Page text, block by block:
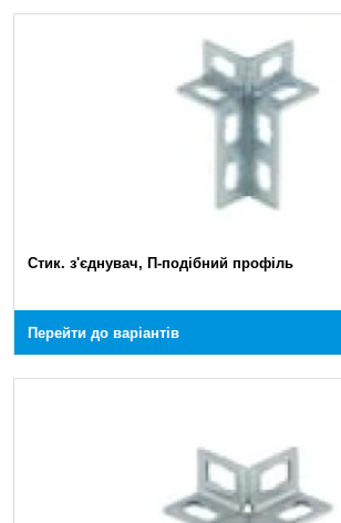
Стик. з'єднувач, П-подібний профіль
Перейти до варіантів